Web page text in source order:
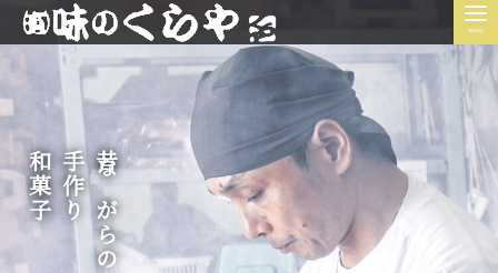
menu
昔ながらの
手作り
和菓子